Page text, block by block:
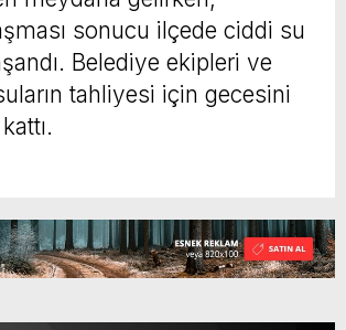
sonucu ilçede ciddi su
Belediye ekipleri ve
tahliyesi için gecesini